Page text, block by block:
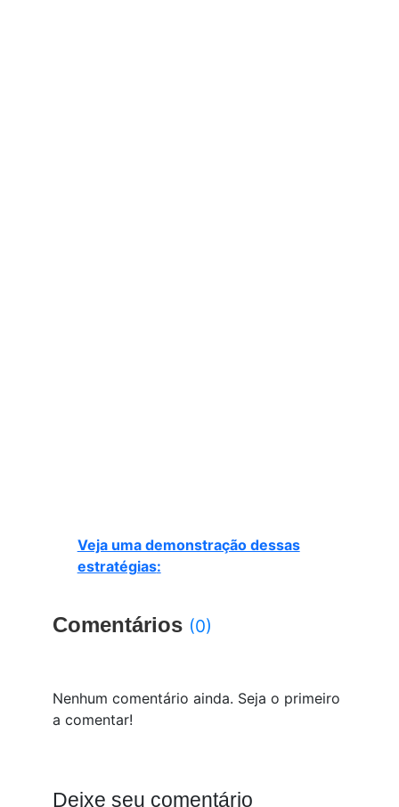
Veja uma demonstração dessas
estratégias:
Comentários (0)
Nenhum comentário ainda. Seja o primeiro
a comentar!
Deixe seu comentário